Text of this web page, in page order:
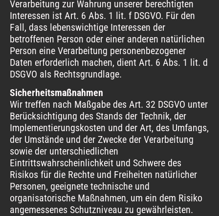
Verarbeitung zur Wahrung unserer berechtigten
Interessen ist Art. 6 Abs. 1 lit. f DSGVO. Für den
Fall, dass lebenswichtige Interessen der
betroffenen Person oder einer anderen natürlichen
Person eine Verarbeitung personenbezogener
Daten erforderlich machen, dient Art. 6 Abs. 1 lit. d
DSGVO als Rechtsgrundlage.
Sicherheitsmaßnahmen
Wir treffen nach Maßgabe des Art. 32 DSGVO unter
Berücksichtigung des Stands der Technik, der
Implementierungskosten und der Art, des Umfangs,
der Umstände und der Zwecke der Verarbeitung
sowie der unterschiedlichen
Eintrittswahrscheinlichkeit und Schwere des
Risikos für die Rechte und Freiheiten natürlicher
Personen, geeignete technische und
organisatorische Maßnahmen, um ein dem Risiko
angemessenes Schutzniveau zu gewährleisten.